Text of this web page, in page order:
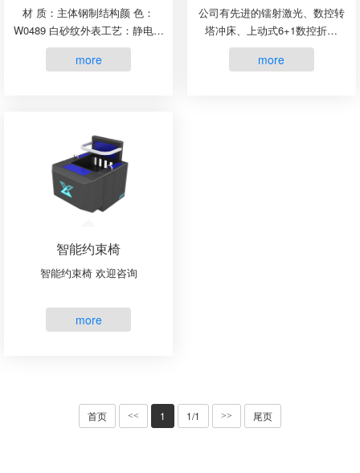
材 质：主体钢制结构颜 色：
W0489 白砂纹外表工艺：静电喷
涂选装配件：翻转触摸屏、高拍
仪、摄像头、拾音器、扬声器、
more
公司有先进的镭射激光、数控转
塔冲床、上动式6+1数控折弯
机、下动式数控折弯机、自动焊
接等设备。具有“出货快、交货
more
智能约束椅
智能约束椅 欢迎咨询
more
首页 << 1 1/1 >> 尾页